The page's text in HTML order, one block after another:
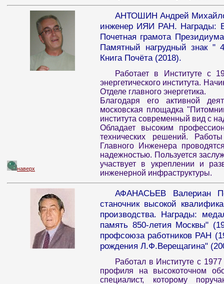
АНТОШИН Андрей
инженер ИЯИ РАН. Награды:
Почетная грамота
Памятный нагрудный знак "
Книга Почёта (2018).
Работает в Институте с
энергетического института.
Отделе главного энергетика.
Благодаря его активной
московская площадка
института современный вид с
Обладает высоким
технических решений.
Главного Инженера
надежностью. Пользуется
участвует в укреплении и
инженерной инфраструктуры.
наверх
АФАНАСЬЕВ Валериан
станочник высокой
производства. Награды:
память 850-летия Москвы"
профсоюза работников РАН
рождения Л.Ф.Верещагина"
Работал в Институте с
профиля на высокоточном
специалист, которому